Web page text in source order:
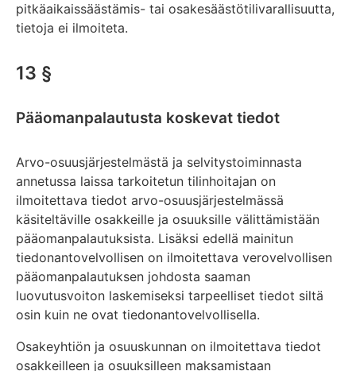
pitkäaikaissäästämis- tai osakesäästötilivarallisuutta,
tietoja ei ilmoiteta.
13 §
Pääomanpalautusta koskevat tiedot
Arvo-osuusjärjestelmästä ja selvitystoiminnasta
annetussa laissa tarkoitetun tilinhoitajan on
ilmoitettava tiedot arvo-osuusjärjestelmässä
käsiteltäville osakkeille ja osuuksille välittämistään
pääomanpalautuksista. Lisäksi edellä mainitun
tiedonantovelvollisen on ilmoitettava verovelvollisen
pääomanpalautuksen johdosta saaman
luovutusvoiton laskemiseksi tarpeelliset tiedot siltä
osin kuin ne ovat tiedonantovelvollisella.
Osakeyhtiön ja osuuskunnan on ilmoitettava tiedot
osakkeilleen ja osuuksilleen maksamistaan